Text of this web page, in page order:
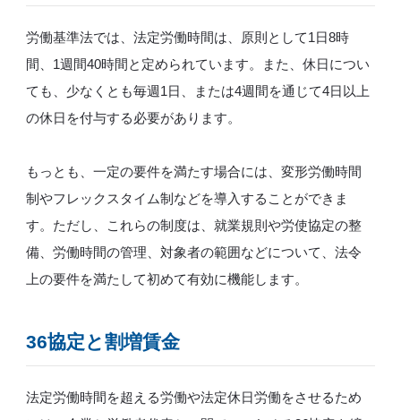
労働基準法では、法定労働時間は、原則として1日8時
間、1週間40時間と定められています。また、休日につい
ても、少なくとも毎週1日、または4週間を通じて4日以上
の休日を付与する必要があります。
もっとも、一定の要件を満たす場合には、変形労働時間
制やフレックスタイム制などを導入することができま
す。ただし、これらの制度は、就業規則や労使協定の整
備、労働時間の管理、対象者の範囲などについて、法令
上の要件を満たして初めて有効に機能します。
36協定と割増賃金
法定労働時間を超える労働や法定休日労働をさせるため